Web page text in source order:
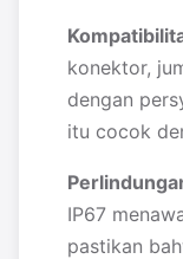
konektor,
dengan
itu cocok
IP67
pastikan